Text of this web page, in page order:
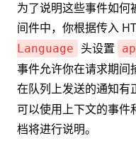
为了说明这些事件如何
间件中，你根据传入
Language
头设置
事件允许你在请求期间
在队列上发送的通知有
可以使用上下文的事件
档将进行说明。